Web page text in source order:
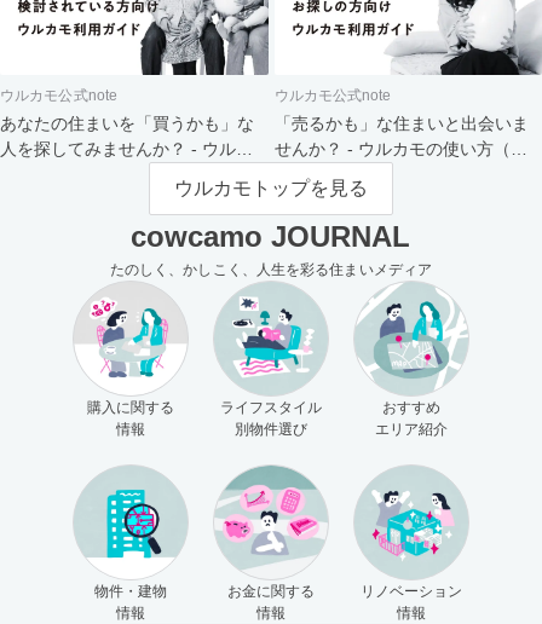
ウルカモ公式note
あなたの住まいを「買うかも」な
人を探してみませんか？ - ウルカ
ウルカモ公式note
「売るかも」な住まいと出会いま
せんか？ - ウルカモの使い方（買
主さま向け）
ウルカモトップを見る
cowcamo JOURNAL
たのしく、かしこく、人生を彩る住まいメディア
購入に関する
情報
ライフスタイル
別物件選び
おすすめ
エリア紹介
物件・建物
情報
お金に関する
情報
リノベーション
情報